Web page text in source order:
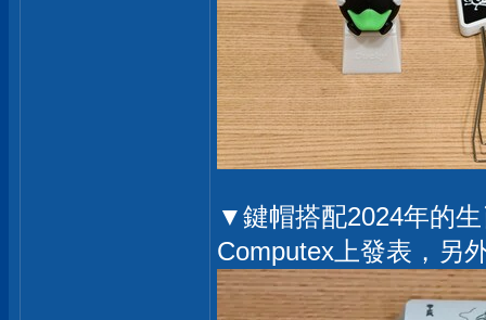
▼鍵帽搭配2024年的
Computex上發表，另